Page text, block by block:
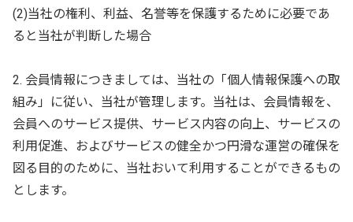
(2)当社の権利、利益、名誉等を保護するために必要であ
ると当社が判断した場合
2. 会員情報につきましては、当社の「個人情報保護への取
組み」に従い、当社が管理します。当社は、会員情報を、
会員へのサービス提供、サービス内容の向上、サービスの
利用促進、およびサービスの健全かつ円滑な運営の確保を
図る目的のために、当社おいて利用することができるもの
とします。